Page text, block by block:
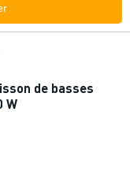
de basses
W